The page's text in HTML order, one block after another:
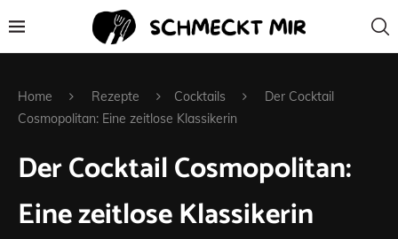
Home Rezepte Cocktails
Der Cocktail
Cosmopolitan: Eine zeitlose Klassikerin
Der Cocktail Cosmopolitan:
Eine zeitlose Klassikerin